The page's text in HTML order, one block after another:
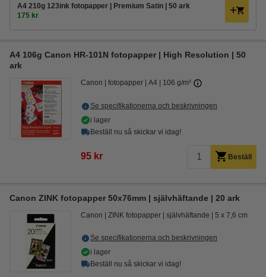
A4 210g 123ink fotopapper | Premium Satin | 50 ark
175 kr
A4 106g Canon HR-101N fotopapper | High Resolution | 50
ark
Canon fotopapper A4 106 g/m²
Se specifikationerna och beskrivningen
i lager
Beställ nu så skickar vi idag!
95 kr Beställ
Canon ZINK fotopapper 50x76mm | självhäftande | 20 ark
Canon ZINK fotopapper självhäftande 5 x 7,6 cm
Se specifikationerna och beskrivningen
i lager
Beställ nu så skickar vi idag!